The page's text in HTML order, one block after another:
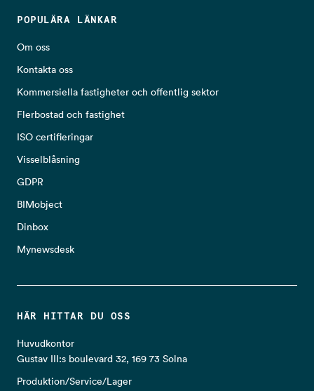
POPULÄRA LÄNKAR
Om oss
Kontakta oss
Kommersiella fastigheter och offentlig sektor
Flerbostad och fastighet
ISO certifieringar
Visselblåsning
GDPR
BIMobject
Dinbox
Mynewsdesk
HÄR HITTAR DU OSS
Huvudkontor
Gustav III:s boulevard 32, 169 73 Solna
Produktion/Service/Lager